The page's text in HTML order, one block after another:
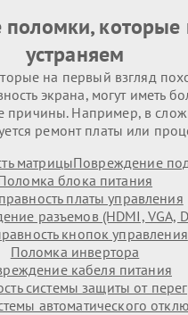
поломки,
устраняем
на первый взгляд
экрана, могут иметь
причины. Например, в
ремонт платы или
матрицыПовреждение
блока питания
платы управления
разъемов (HDMI, VGA,
кнопок управления
Поломка инвертора
кабеля питания
системы защиты от
автоматического